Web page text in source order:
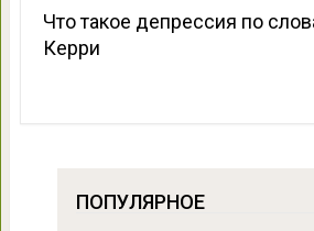
Что такое депрессия по
Керри
ПОПУЛЯРНОЕ